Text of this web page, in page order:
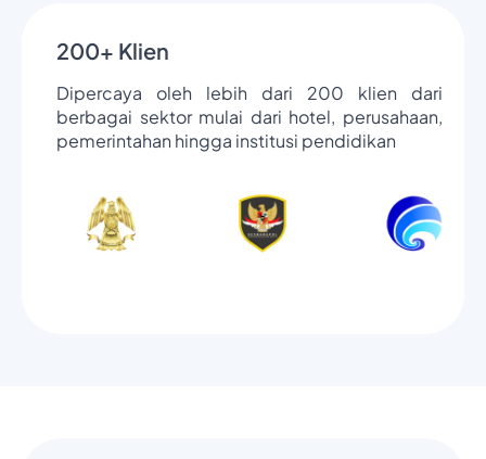
200+ Klien
Dipercaya oleh lebih dari 200 klien dari
berbagai sektor mulai dari hotel, perusahaan,
pemerintahan hingga institusi pendidikan